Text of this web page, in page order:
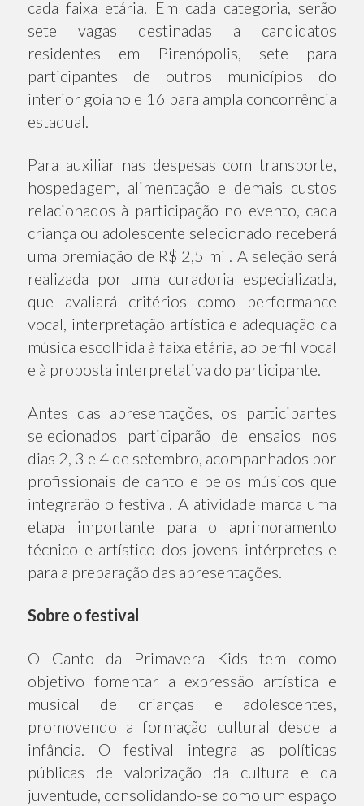
cada faixa etária. Em cada categoria, serão
sete vagas destinadas a candidatos
residentes em Pirenópolis, sete para
participantes de outros municípios do
interior goiano e 16 para ampla concorrência
estadual.
Para auxiliar nas despesas com transporte,
hospedagem, alimentação e demais custos
relacionados à participação no evento, cada
criança ou adolescente selecionado receberá
uma premiação de R$ 2,5 mil. A seleção será
realizada por uma curadoria especializada,
que avaliará critérios como performance
vocal, interpretação artística e adequação da
música escolhida à faixa etária, ao perfil vocal
e à proposta interpretativa do participante.
Antes das apresentações, os participantes
selecionados participarão de ensaios nos
dias 2, 3 e 4 de setembro, acompanhados por
profissionais de canto e pelos músicos que
integrarão o festival. A atividade marca uma
etapa importante para o aprimoramento
técnico e artístico dos jovens intérpretes e
para a preparação das apresentações.
Sobre o festival
O Canto da Primavera Kids tem como
objetivo fomentar a expressão artística e
musical de crianças e adolescentes,
promovendo a formação cultural desde a
infância. O festival integra as políticas
públicas de valorização da cultura e da
juventude, consolidando-se como um espaço